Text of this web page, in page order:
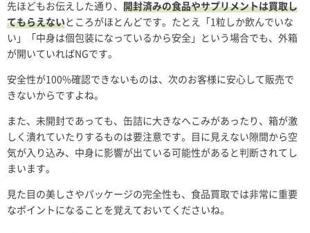
先ほどもお伝えした通り、 開封済みの食品やサプリメントは買取し
てもらえないところがほとんどです。たとえ「1粒しか飲んでいな
い」「中身は個包装になっているから安全」という場合でも、外箱
が開いていればNGです。
安全性が100%確認できないものは、次のお客様に安心して販売で
きないからですよね。
また、未開封であっても、缶詰に大きなへこみがあったり、箱が激
しく潰れていたりするものは要注意です。目に見えない隙間から空
気が入り込み、中身に影響が出ている可能性があると判断されてし
まいます。
見た目の美しさやパッケージの完全性も、食品買取では非常に重要
なポイントになることを覚えておいてくださいね。